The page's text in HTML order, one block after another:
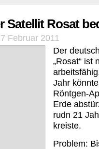
Satellit Rosat
Februar 2011
Der
„Rosat“ ist
Jahr
Röntgen-
Erde
rudn 21
kreiste.
Problem: